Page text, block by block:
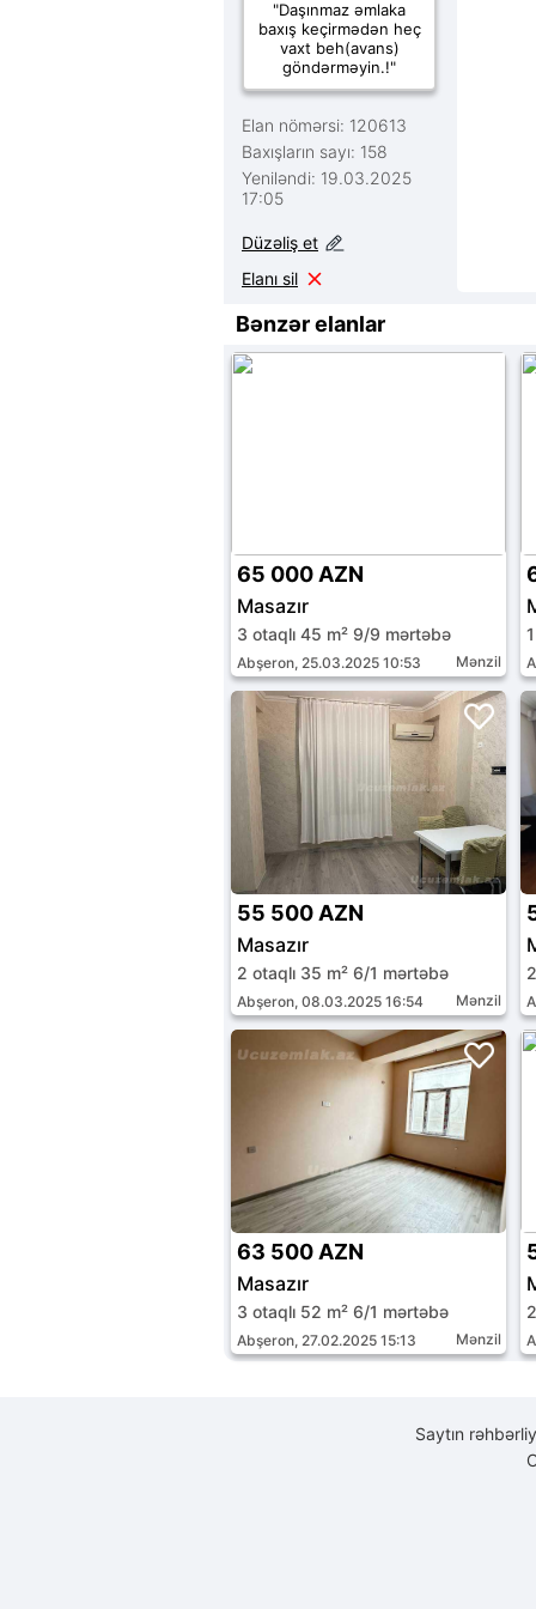
"Daşınmaz əmlaka
baxış keçirmədən heç
vaxt beh(avans)
göndərməyin.!"
Elan nömərsi: 120613
Baxışların sayı: 158
Yeniləndi: 19.03.2025
17:05
Düzəliş et
Elanı sil
Bənzər elanlar
65 000 AZN
Masazır
3 otaqlı 45 m² 9/9 mərtəbə
Abşeron, 25.03.2025 10:53 Mənzil
55 500 AZN
Masazır
2 otaqlı 35 m² 6/1 mərtəbə
Abşeron, 08.03.2025 16:54 Mənzil
63 500 AZN
Masazır
3 otaqlı 52 m² 6/1 mərtəbə
Abşeron, 27.02.2025 15:13 Mənzil
Saytın